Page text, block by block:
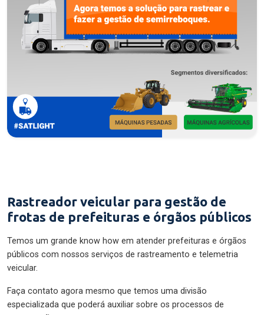
Rastreador veicular para gestão de
frotas de prefeituras e órgãos públicos
Temos um grande know how em atender prefeituras e órgãos
públicos com nossos serviços de rastreamento e telemetria
veicular.
Faça contato agora mesmo que temos uma divisão
especializada que poderá auxiliar sobre os processos de